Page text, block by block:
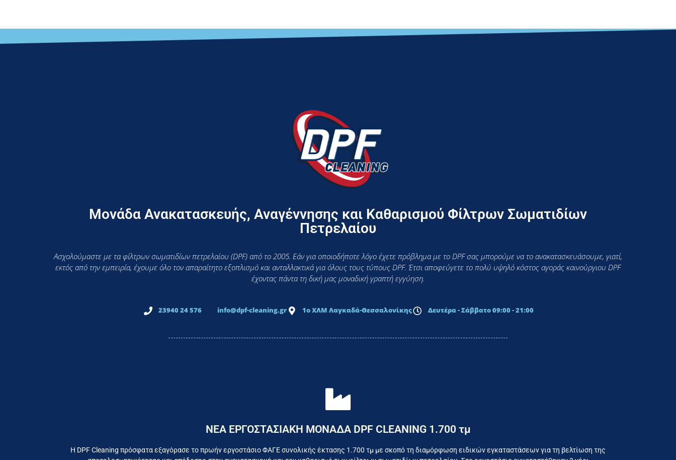
Μονάδα Ανακατασκευής, Αναγέννησης και Καθαρισμού Φίλτρων Σωματιδίων
Πετρελαίου
Ασχολούμαστε με τα φίλτρων σωματιδίων πετρελαίου (DPF) από το 2005. Εάν για οποιοδήποτε λόγο έχετε πρόβλημα με το DPF σας μπορούμε να το ανακατασκευάσουμε, γιατί,
εκτός από την εμπειρία, έχουμε όλο τον απαραίτητο εξοπλισμό και ανταλλακτικά για όλους τους τύπους DPF. Έτσι αποφεύγετε το πολύ υψηλό κόστος αγοράς καινούργιου DPF
έχοντας πάντα τη δική μας μοναδική γραπτή εγγύηση.
23940 24 576 info@dpf-cleaning.gr 1ο ΧΛΜ Λαγκαδά-Θεσσαλονίκης Δευτέρα - Σάββατο 09:00 - 21:00
ΝΕΑ ΕΡΓΟΣΤΑΣΙΑΚΗ ΜΟΝΑΔΑ DPF CLEANING 1.700 τμ
Η DPF Cleaning πρόσφατα εξαγόρασε το πρωήν εργοστάσιο ΦΑΓΕ συνολικής έκτασης 1.700 τμ με σκοπό τη διαμόρφωση ειδικών εγκαταστάσεων για τη βελτίωση της
Εργαζόμαστε καθημερινά για το συμφέρον του τελικού καταναλωτή